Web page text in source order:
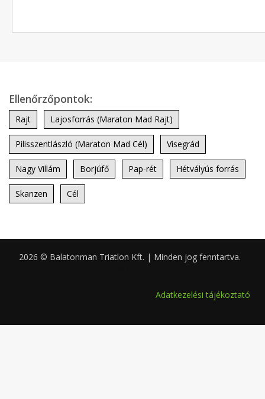
Ellenőrzőpontok:
Rajt Lajosforrás (Maraton Mad Rajt)
Pilisszentlászló (Maraton Mad Cél) Visegrád
Nagy Villám Borjúfő Pap-rét Hétvályús forrás
Skanzen Cél
2026 © Balatonman Triatlon Kft. | Minden jog fenntartva.
Adatkezelési tájékoztató